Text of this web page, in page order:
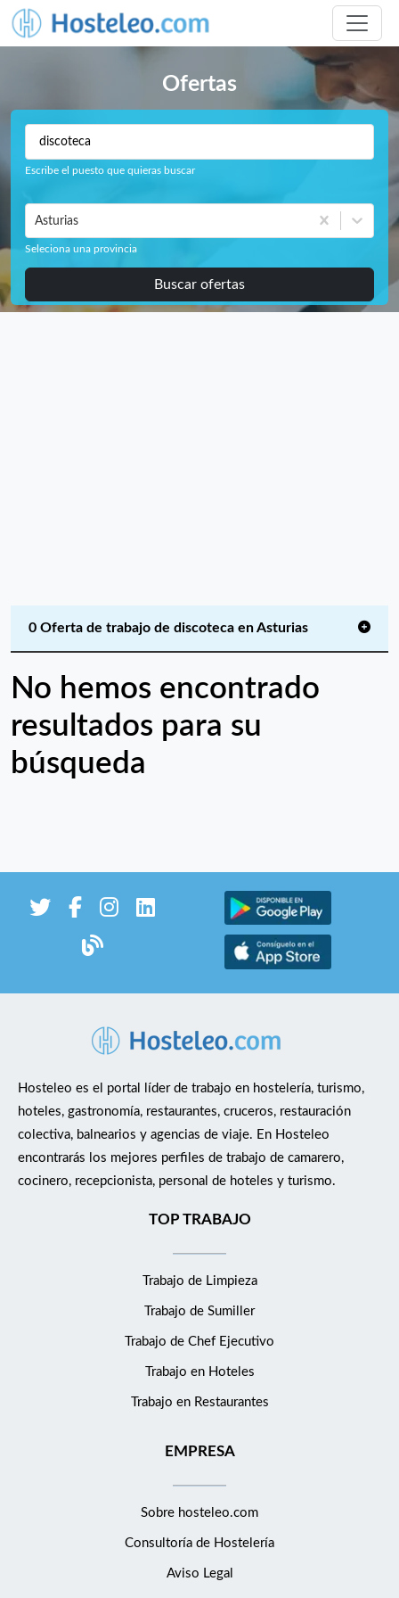
Ofertas
Escribe el puesto que quieras buscar
Asturias
Seleciona una provincia
Buscar ofertas
0 Oferta de trabajo de discoteca en Asturias
No hemos encontrado
resultados para su
búsqueda
Hosteleo es el portal líder de trabajo en hostelería, turismo,
hoteles, gastronomía, restaurantes, cruceros, restauración
colectiva, balnearios y agencias de viaje. En Hosteleo
encontrarás los mejores perfiles de trabajo de camarero,
cocinero, recepcionista, personal de hoteles y turismo.
TOP TRABAJO
Trabajo de Limpieza
Trabajo de Sumiller
Trabajo de Chef Ejecutivo
Trabajo en Hoteles
Trabajo en Restaurantes
EMPRESA
Sobre hosteleo.com
Consultoría de Hostelería
Aviso Legal